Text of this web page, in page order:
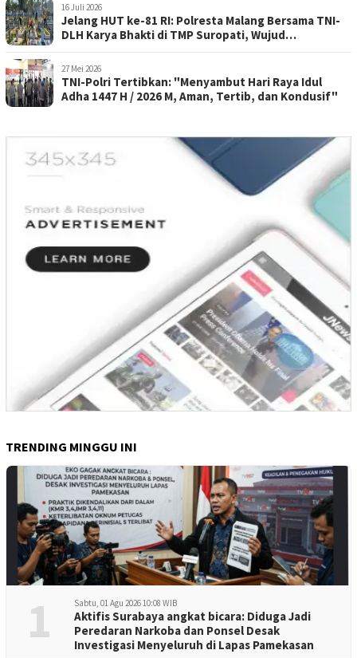
16 Juli 2026
Jelang HUT ke-81 RI: Polresta Malang Bersama TNI-
DLH Karya Bhakti di TMP Suropati, Wujud
27 Mei 2026
TNI-Polri Tertibkan: "Menyambut Hari Raya Idul
Adha 1447 H / 2026 M, Aman, Tertib, dan Kondusif"
TRENDING MINGGU INI
1 Sabtu, 01 Agu 2026 10:08 WIB
Aktifis Surabaya angkat bicara: Diduga Jadi
Peredaran Narkoba dan Ponsel Desak
Investigasi Menyeluruh di Lapas Pamekasan